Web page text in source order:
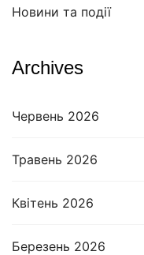
Новини та події
Archives
Червень 2026
Травень 2026
Квітень 2026
Березень 2026